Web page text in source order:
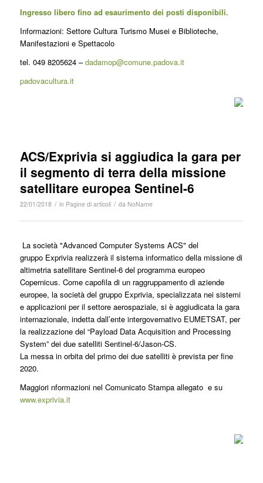
Ingresso libero fino ad esaurimento dei posti disponibili.
Informazioni: Settore Cultura Turismo Musei e Biblioteche,
Manifestazioni e Spettacolo
tel. 049 8205624 –dadamop@comune.padova.it
padovacultura.it
ACS/Exprivia si aggiudica la gara per
il segmento di terra della missione
satellitare europea Sentinel-6
22/01/2018 / in Pagine di articoli / da NoName
La società "Advanced Computer Systems ACS" del
gruppo Exprivia realizzerà il sistema informatico della missione di
altimetria satellitare Sentinel-6 del programma europeo
Copernicus. Come capofila di un raggruppamento di aziende
europee, la società del gruppo Exprivia, specializzata nei sistemi
e applicazioni per il settore aerospaziale, si è aggiudicata la gara
internazionale, indetta dall’ente intergovernativo EUMETSAT, per
la realizzazione del “Payload Data Acquisition and Processing
System” dei due satelliti Sentinel-6/Jason-CS.
La messa in orbita del primo dei due satelliti è prevista per fine
2020.
Maggiori nformazioni nel Comunicato Stampa allegato e su
www.exprivia.it